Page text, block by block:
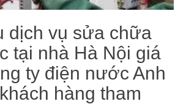
dịch vụ sửa chữa
tại nhà Hà Nội giá
ty điện nước Anh
hàng tham